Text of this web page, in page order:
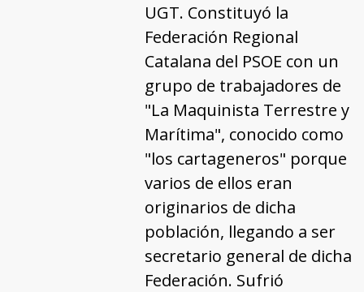
UGT. Constituyó la
Federación Regional
Catalana del PSOE con un
grupo de trabajadores de
"La Maquinista Terrestre y
Marítima", conocido como
"los cartageneros" porque
varios de ellos eran
originarios de dicha
población, llegando a ser
secretario general de dicha
Federación. Sufrió